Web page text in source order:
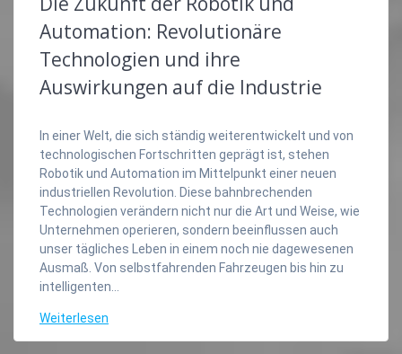
Automation: Revolutionäre
Technologien und ihre
Auswirkungen auf die Industrie
In einer Welt, die sich ständig weiterentwickelt und von
technologischen Fortschritten geprägt ist, stehen
Robotik und Automation im Mittelpunkt einer neuen
industriellen Revolution. Diese bahnbrechenden
Technologien verändern nicht nur die Art und Weise, wie
Unternehmen operieren, sondern beeinflussen auch
unser tägliches Leben in einem noch nie dagewesenen
Ausmaß. Von selbstfahrenden Fahrzeugen bis hin zu
intelligenten…
Weiterlesen